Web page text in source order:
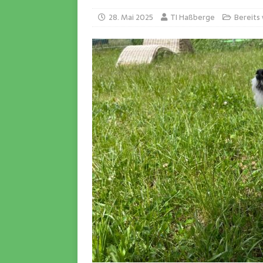
28. Mai 2025 TI Haßberge